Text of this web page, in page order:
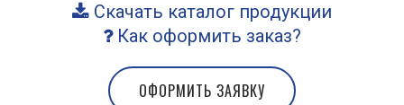
Скачать каталог продукции
Как оформить заказ?
ОФОРМИТЬ ЗАЯВКУ